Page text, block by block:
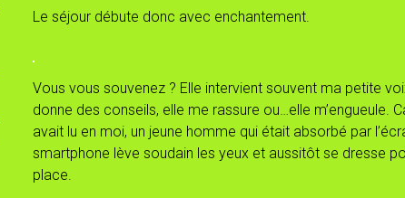
Le séjour débute donc avec enchantement.
Vous vous souvenez ? Elle intervient souvent ma petite
donne des conseils, elle me rassure ou…elle m’engueule.
avait lu en moi, un jeune homme qui était absorbé par
smartphone lève soudain les yeux et aussitôt se dresse
place.